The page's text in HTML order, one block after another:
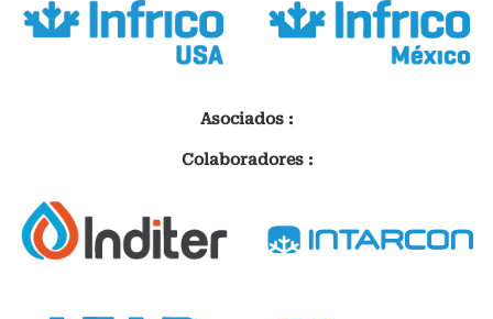
Asociados :
Colaboradores :